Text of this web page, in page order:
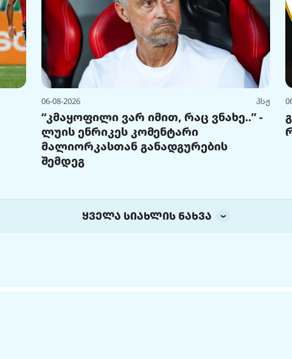
06-08-2026 პსჟ
“კმაყოფილი ვარ იმით, რაც ვნახე..” -
ლუის ენრიკეს კომენტარი
მალიორკასთან განადგურების
შემდეგ
ყველა სიახლის ნახვა